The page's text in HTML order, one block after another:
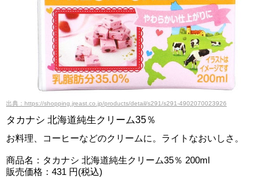
出典：https://shopping.jreast.co.jp/products/detail/s291/s291-4902070023926
タカナシ 北海道純生クリーム35％
お料理、コーヒーなどのクリームに。ライトなおいしさ。
商品名：タカナシ 北海道純生クリーム35％ 200ml
販売価格：431 円(税込)